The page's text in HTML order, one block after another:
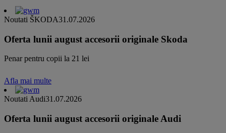
Noutati ŠKODA31.07.2026
Oferta lunii august accesorii originale Skoda
Penar pentru copii la 21 lei
Afla mai multe
Noutati Audi31.07.2026
Oferta lunii august accesorii originale Audi